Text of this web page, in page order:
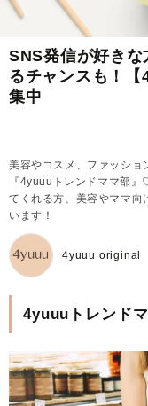
SNS発信が好きな
るチャンスも！
集中
美容やコスメ、ファッショ
『4yuuuトレンドママ部
てくれる方、美容やママ向
います！
4yuuu original
4yuuuトレンド